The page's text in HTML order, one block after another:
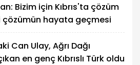
Bizim için Kıbrıs'ta çözüm
çözümün hayata geçmesi
Can Ulay, Ağrı Dağı
en genç Kıbrıslı Türk oldu